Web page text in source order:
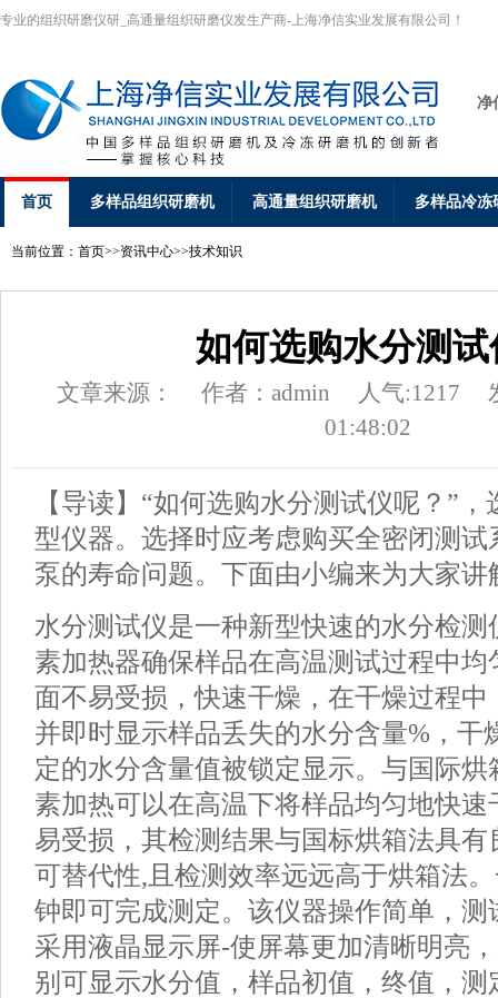
专业的组织研磨仪研_高通量组织研磨仪发生产商-上海净信实业发展有限公司！
净
首页 多样品组织研磨机 高通量组织研磨机 多样品冷冻
当前位置： 首页>>资讯中心>>技术知识
如何选购水分测试
文章来源： 作者：admin 人气:1217
01:48:02
【导读】“如何选购水分测试仪呢？”
型仪器。选择时应考虑购买全密闭测试
泵的寿命问题。下面由小编来为大家讲
水分测试仪是一种新型快速的水分检
素加热器确保样品在高温测试过程中
面不易受损，快速干燥，在干燥过程中
并即时显示样品丢失的水分含量%，干
定的水分含量值被锁定显示。与国际
素加热可以在高温下将样品均匀地快
易受损，其检测结果与国标烘箱法具
可替代性,且检测效率远远高于烘箱法
钟即可完成测定。该仪器操作简单，测
采用液晶显示屏-使屏幕更加清晰明亮
别可显示水分值，样品初值，终值，测